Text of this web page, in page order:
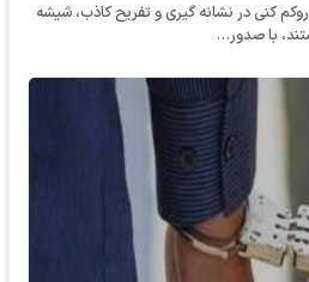
کنی در نشانه گیری و تفریح کاذب، شیشه
با صدور…